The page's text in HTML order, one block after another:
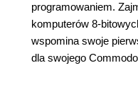
programowaniem.
komputerów 8-
wspomina swoje
dla swojego